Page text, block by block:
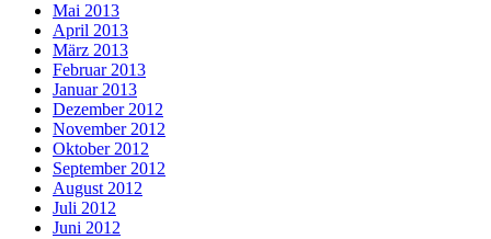
Mai 2013
April 2013
März 2013
Februar 2013
Januar 2013
Dezember 2012
November 2012
Oktober 2012
September 2012
August 2012
Juli 2012
Juni 2012